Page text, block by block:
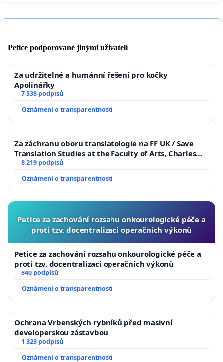
Petice podporované jinými uživateli
Za udržitelné a humánní řešení pro kočky
Apolinářky
7 538 podpisů
Oznámení o transparentnosti
Za záchranu oboru translatologie na FF UK / Save
Translation Studies at the Faculty of Arts, Charles
University
8 219 podpisů
Oznámení o transparentnosti
Petice za zachování rozsahu onkourologické péče a
proti tzv. docentralizaci operačních výkonů
Petice za zachování rozsahu onkourologické péče a
proti tzv. docentralizaci operačních výkonů
840 podpisů
Oznámení o transparentnosti
Ochrana Vrbenských rybníků před masivní
developerskou zástavbou
1 323 podpisů
Oznámení o transparentnosti